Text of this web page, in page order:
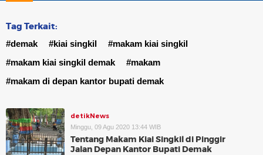
Tag Terkait:
#demak #kiai singkil
#makam kiai singkil
#makam kiai singkil demak
#makam
#makam di depan kantor bupati demak
detikNews
Minggu, 09 Agu 2020 13:44 WIB
Tentang Makam Kiai Singkil di Pinggir
Jalan Depan Kantor Bupati Demak